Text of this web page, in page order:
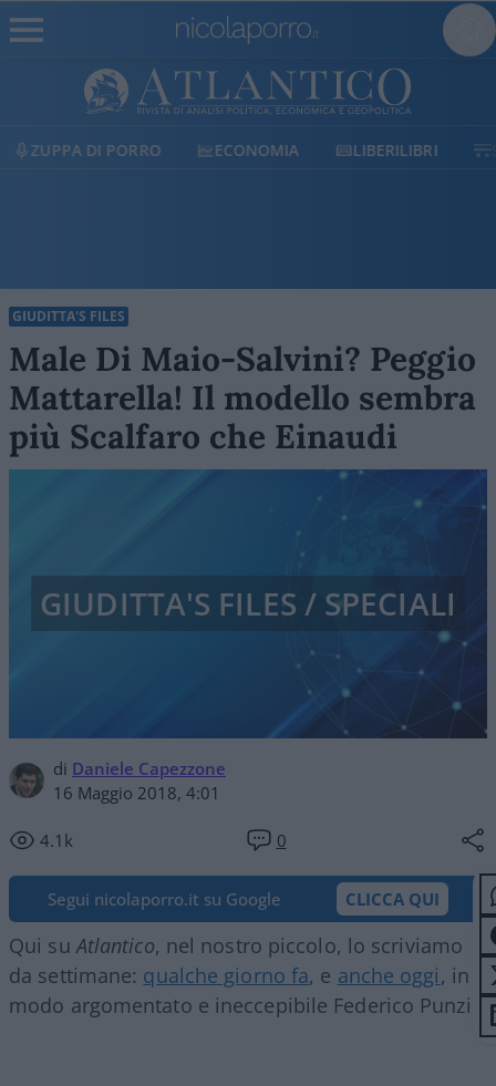
ECONOMIA LIBERILIBRI SHOP SOSTIENICI
GIUDITTA'S FILES
Male Di Maio-Salvini? Peggio
Mattarella! Il modello sembra
più Scalfaro che Einaudi
di Daniele Capezzone
16 Maggio 2018, 4:01
4.1k 0
GIUDITTA'S FILES / SPECIALI
Segui nicolaporro.it su Google CLICCA QUI
Qui su Atlantico, nel nostro piccolo, lo scriviamo
da settimane: qualche giorno fa, e anche oggi, in
modo argomentato e ineccepibile Federico Punzi.